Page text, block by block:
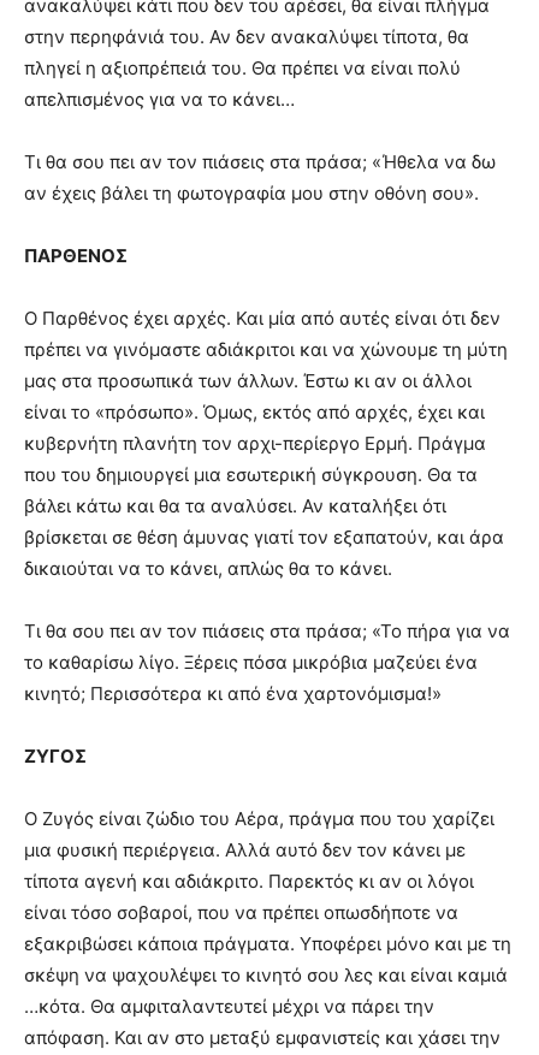
ανακαλύψει κάτι που δεν του αρέσει, θα είναι πλήγμα
στην περηφάνιά του. Αν δεν ανακαλύψει τίποτα, θα
πληγεί η αξιοπρέπειά του. Θα πρέπει να είναι πολύ
απελπισμένος για να το κάνει…
Τι θα σου πει αν τον πιάσεις στα πράσα; «Ήθελα να δω
αν έχεις βάλει τη φωτογραφία μου στην οθόνη σου».
ΠΑΡΘΕΝΟΣ
Ο Παρθένος έχει αρχές. Και μία από αυτές είναι ότι δεν
πρέπει να γινόμαστε αδιάκριτοι και να χώνουμε τη μύτη
μας στα προσωπικά των άλλων. Έστω κι αν οι άλλοι
είναι το «πρόσωπο». Όμως, εκτός από αρχές, έχει και
κυβερνήτη πλανήτη τον αρχι-περίεργο Ερμή. Πράγμα
που του δημιουργεί μια εσωτερική σύγκρουση. Θα τα
βάλει κάτω και θα τα αναλύσει. Αν καταλήξει ότι
βρίσκεται σε θέση άμυνας γιατί τον εξαπατούν, και άρα
δικαιούται να το κάνει, απλώς θα το κάνει.
Τι θα σου πει αν τον πιάσεις στα πράσα; «Το πήρα για να
το καθαρίσω λίγο. Ξέρεις πόσα μικρόβια μαζεύει ένα
κινητό; Περισσότερα κι από ένα χαρτονόμισμα!»
ΖΥΓΟΣ
Ο Ζυγός είναι ζώδιο του Αέρα, πράγμα που του χαρίζει
μια φυσική περιέργεια. Αλλά αυτό δεν τον κάνει με
τίποτα αγενή και αδιάκριτο. Παρεκτός κι αν οι λόγοι
είναι τόσο σοβαροί, που να πρέπει οπωσδήποτε να
εξακριβώσει κάποια πράγματα. Υποφέρει μόνο και με τη
σκέψη να ψαχουλέψει το κινητό σου λες και είναι καμιά
…κότα. Θα αμφιταλαντευτεί μέχρι να πάρει την
απόφαση. Και αν στο μεταξύ εμφανιστείς και χάσει την